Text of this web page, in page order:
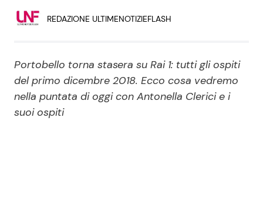
Persone Scomparse
Politica
Programmi TV
Reality e Talent
REDAZIONE ULTIMENOTIZIEFLASH
Portobello torna stasera su Rai 1: tutti gli ospiti
del primo dicembre 2018. Ecco cosa vedremo
nella puntata di oggi con Antonella Clerici e i
suoi ospiti